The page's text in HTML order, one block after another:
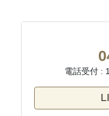
電話受付 :